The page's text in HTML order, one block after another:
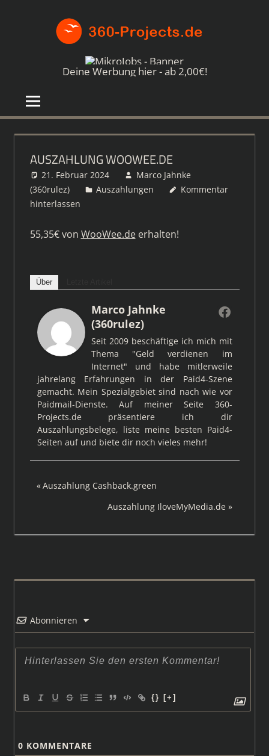
Seiten
im
Netz
Deine Werbung hier - ab 2,00€!
AUSZAHLUNG WOOWEE.DE
21. Februar 2024
Marco Jahnke
(360rulez)
Auszahlungen
Kommentar
hinterlassen
55,35€ von WooWee.deerhalten!
Über
Marco Jahnke
(360rulez)
Seit 2009 beschäftige ich mich mit
Thema "Geld verdienen im
Internet" und habe mitlerweile
jahrelang Erfahrungen in der Paid4-Szene
gemacht. Mein Spezialgebiet sind nach wie vor
Paidmail-Dienste. Auf meiner Seite 360-
Projects.de präsentiere ich dir
Auszahlungsbelege, liste meine besten Paid4-
Seiten auf und biete dir noch vieles mehr!
Beitragsnavigation
Vorheriger
Auszahlung Cashback.green
Nächster
Auszahlung IloveMyMedia.de
Abonnieren
{} [+]
0 KOMMENTARE